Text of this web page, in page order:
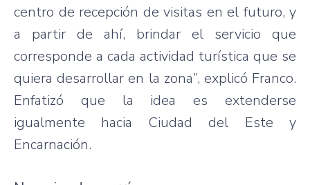
centro de recepción de visitas en el futuro, y
a partir de ahí, brindar el servicio que
corresponde a cada actividad turística que se
quiera desarrollar en la zona”, explicó Franco.
Enfatizó que la idea es extenderse
igualmente hacia Ciudad del Este y
Encarnación.